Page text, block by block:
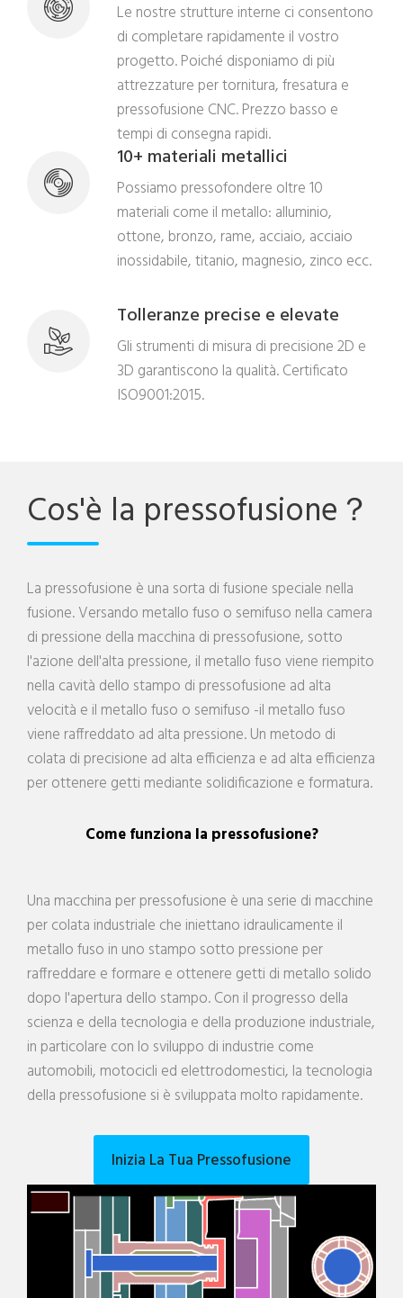
Le nostre strutture interne ci consentono
di completare rapidamente il vostro
progetto. Poiché disponiamo di più
attrezzature per tornitura, fresatura e
pressofusione CNC. Prezzo basso e
tempi di consegna rapidi.
10+ materiali metallici
Possiamo pressofondere oltre 10
materiali come il metallo: alluminio,
ottone, bronzo, rame, acciaio, acciaio
inossidabile, titanio, magnesio, zinco ecc.
Tolleranze precise e elevate
Gli strumenti di misura di precisione 2D e
3D garantiscono la qualità. Certificato
ISO9001:2015.
Cos'è la pressofusione？
La pressofusione è una sorta di fusione speciale nella
fusione. Versando metallo fuso o semifuso nella camera
di pressione della macchina di pressofusione, sotto
l'azione dell'alta pressione, il metallo fuso viene riempito
nella cavità dello stampo di pressofusione ad alta
velocità e il metallo fuso o semifuso -il metallo fuso
viene raffreddato ad alta pressione. Un metodo di
colata di precisione ad alta efficienza e ad alta efficienza
per ottenere getti mediante solidificazione e formatura.
Come funziona la pressofusione?
Una macchina per pressofusione è una serie di macchine
per colata industriale che iniettano idraulicamente il
metallo fuso in uno stampo sotto pressione per
raffreddare e formare e ottenere getti di metallo solido
dopo l'apertura dello stampo. Con il progresso della
scienza e della tecnologia e della produzione industriale,
in particolare con lo sviluppo di industrie come
automobili, motocicli ed elettrodomestici, la tecnologia
della pressofusione si è sviluppata molto rapidamente.
Inizia La Tua Pressofusione